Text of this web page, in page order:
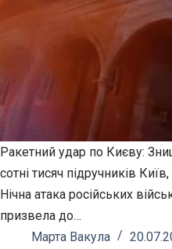
Ракетний удар по Києву:
сотні тисяч підручників
Нічна атака російських
призвела до…
Марта Вакула